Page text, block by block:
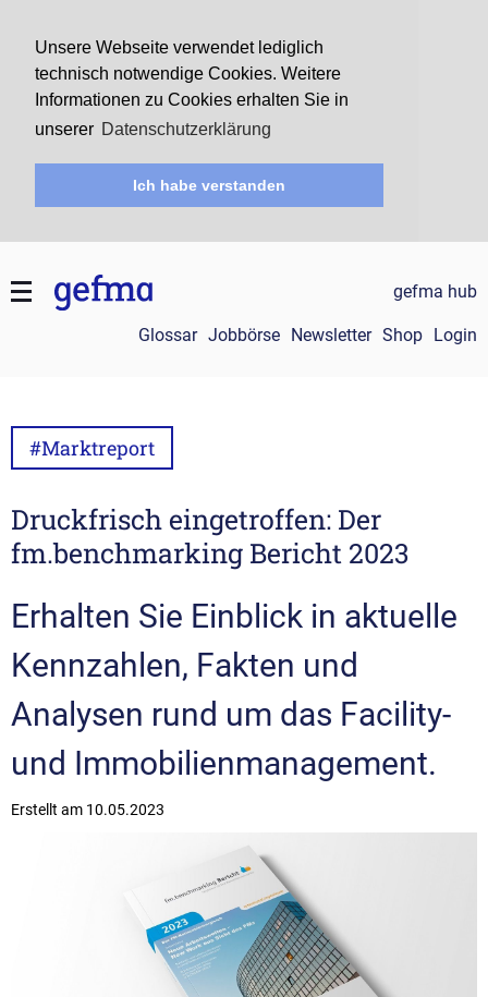
Unsere Webseite verwendet lediglich
technisch notwendige Cookies. Weitere
Informationen zu Cookies erhalten Sie in
unserer Datenschutzerklärung
Ich habe verstanden
gefma hub
Glossar Jobbörse Newsletter Shop Login
#Marktreport
Druckfrisch eingetroffen: Der
fm.benchmarking Bericht 2023
Erhalten Sie Einblick in aktuelle
Kennzahlen, Fakten und
Analysen rund um das Facility-
und Immobilienmanagement.
Erstellt am 10.05.2023